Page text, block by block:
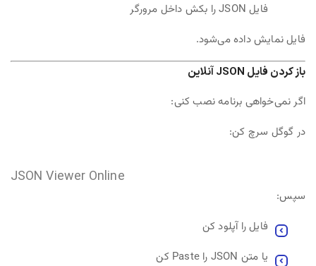
فایل JSON را بکش داخل مرورگر
فایل نمایش داده می‌شود.
باز کردن فایل JSON آنلاین
اگر نمی‌خواهی برنامه نصب کنی:
در گوگل سرچ کن:
JSON Viewer Online
سپس:
فایل را آپلود کن
یا متن JSON را Paste کن